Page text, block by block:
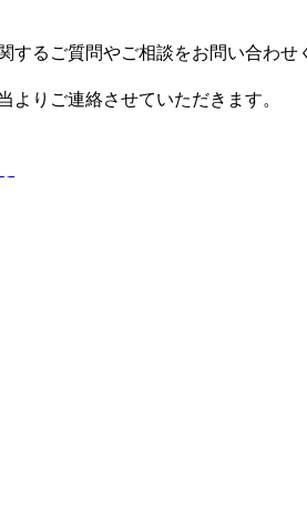
するご質問やご相談をお問い合わせ
よりご連絡させていただきます。